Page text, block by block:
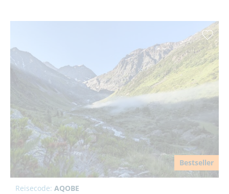
Bestseller
Reisecode: AQOBE